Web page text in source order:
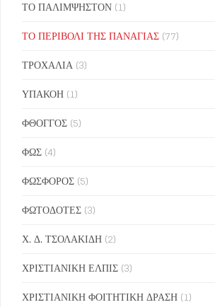
ΤΟ ΠΑΛΙΜΨΗΣΤΟΝ (1)
ΤΟ ΠΕΡΙΒΟΛΙ ΤΗΣ ΠΑΝΑΓΙΑΣ (77)
ΤΡΟΧΑΛΙΑ (3)
ΥΠΑΚΟΗ (1)
ΦΘΟΓΓΟΣ (5)
ΦΩΣ (4)
ΦΩΣΦΟΡΟΣ (5)
ΦΩΤΟΔΟΤΕΣ (3)
Χ. Δ. ΤΣΟΛΑΚΙΔΗ (2)
ΧΡΙΣΤΙΑΝΙΚΗ ΕΛΠΙΣ (3)
ΧΡΙΣΤΙΑΝΙΚΗ ΦΟΙΤΗΤΙΚΗ ΔΡΑΣΗ (1)